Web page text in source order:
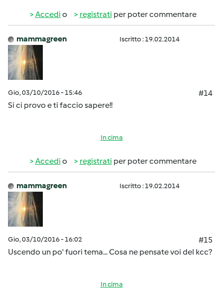
Accedi o registrati per poter commentare
mammagreen Iscritto : 19.02.2014
Gio, 03/10/2016 - 15:46
#14
Si ci provo e ti faccio sapere!!
In cima
Accedi o registrati per poter commentare
mammagreen Iscritto : 19.02.2014
Gio, 03/10/2016 - 16:02
#15
Uscendo un po' fuori tema... Cosa ne pensate voi del kcc?
In cima